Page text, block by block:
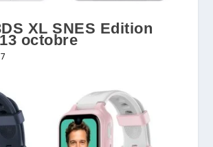
XL SNES Edition
octobre